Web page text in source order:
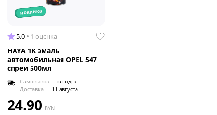
новинка
5.0 1 оценка
HAYA 1K эмаль
автомобильная OPEL 547
спрей 500мл
Самовывоз — сегодня
Доставка — 11 августа
24.90 BYN